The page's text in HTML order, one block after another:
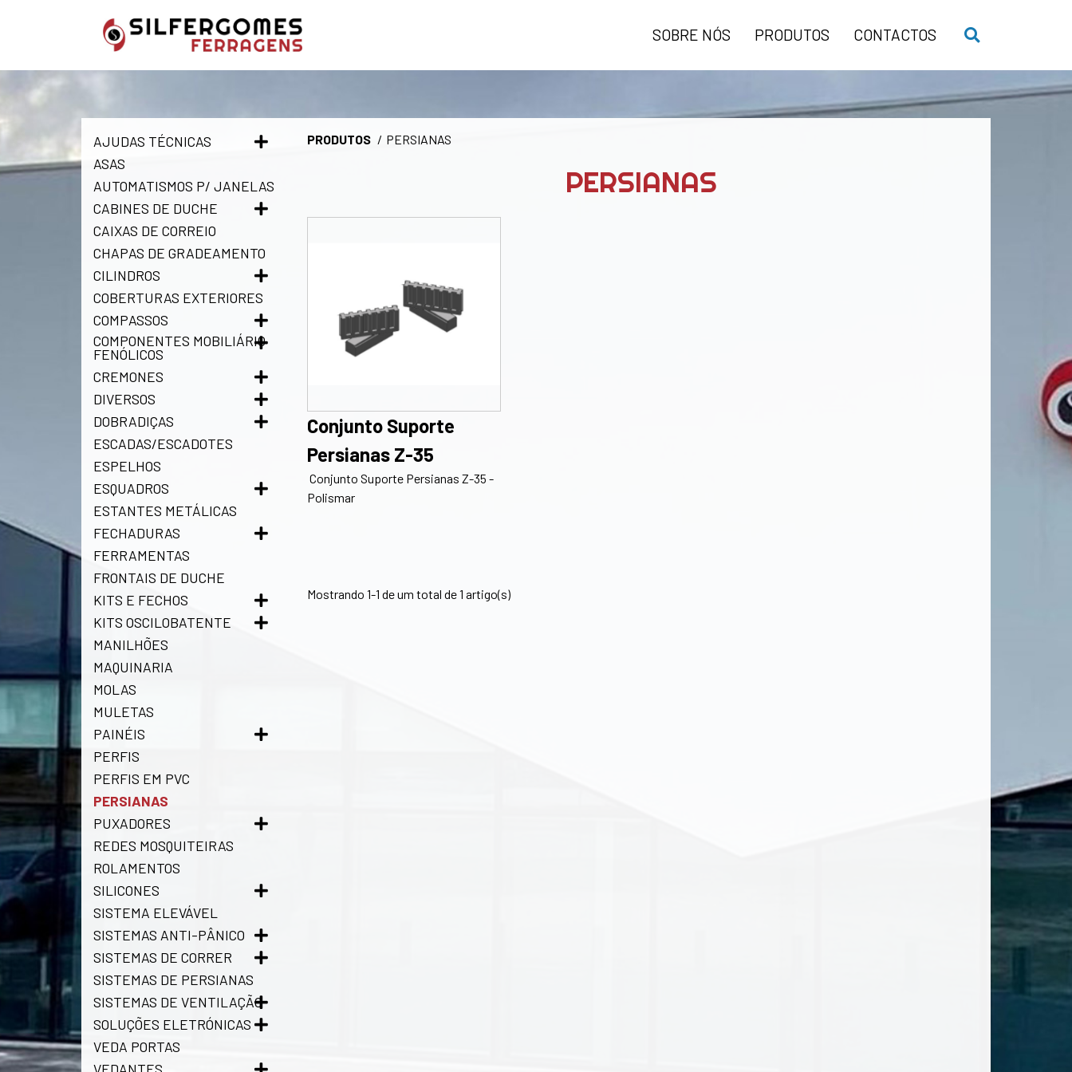
SOBRE NÓS PRODUTOS CONTACTOS
AJUDAS TÉCNICAS
ASAS
AUTOMATISMOS P/ JANELAS
CABINES DE DUCHE
CAIXAS DE CORREIO
CHAPAS DE GRADEAMENTO
CILINDROS
COBERTURAS EXTERIORES
COMPASSOS
COMPONENTES MOBILIÁRIO
FENÓLICOS
CREMONES
DIVERSOS
DOBRADIÇAS
ESCADAS/ESCADOTES
ESPELHOS
ESQUADROS
ESTANTES METÁLICAS
FECHADURAS
FERRAMENTAS
FRONTAIS DE DUCHE
KITS E FECHOS
KITS OSCILOBATENTE
MANILHÕES
MAQUINARIA
MOLAS
MULETAS
PAINÉIS
PERFIS
PERFIS EM PVC
PERSIANAS
PUXADORES
REDES MOSQUITEIRAS
ROLAMENTOS
SILICONES
SISTEMA ELEVÁVEL
SISTEMAS ANTI-PÂNICO
SISTEMAS DE CORRER
SISTEMAS DE PERSIANAS
SISTEMAS DE VENTILAÇÃO
SOLUÇÕES ELETRÓNICAS
VEDA PORTAS
PRODUTOS PERSIANAS
PERSIANAS
Conjunto Suporte
Persianas Z-35
Conjunto Suporte Persianas Z-35 -
Polismar
Mostrando 1-1 de um total de 1 artigo(s)